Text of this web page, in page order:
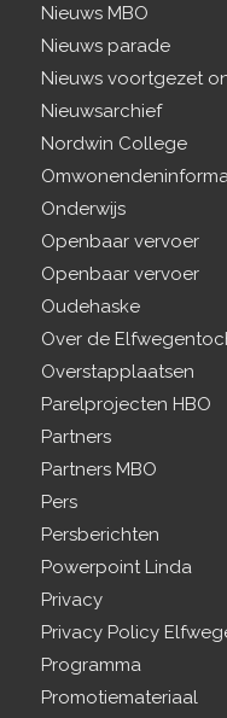
Nieuws MBO
Nieuws parade
Nieuws voortgezet
Nieuwsarchief
Nordwin College
Onderwijs
Openbaar vervoer
Openbaar vervoer
Oudehaske
Over de
Overstapplaatsen
Parelprojecten HBO
Partners
Partners MBO
Pers
Persberichten
Powerpoint Linda
Privacy
Privacy Policy
Programma
Promotiemateriaal